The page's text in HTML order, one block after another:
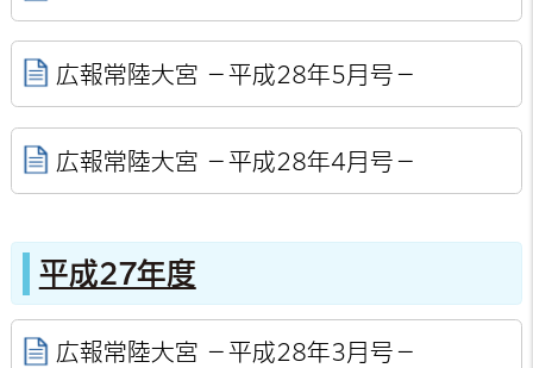
広報常陸大宮 －平成28年5月号－
広報常陸大宮 －平成28年4月号－
平成27年度
広報常陸大宮 －平成28年3月号－